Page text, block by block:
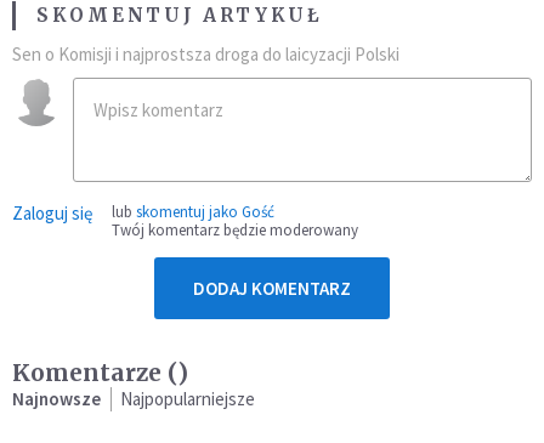
SKOMENTUJ ARTYKUŁ
Sen o Komisji i najprostsza droga do laicyzacji Polski
Zaloguj się lub skomentuj jako Gość
Twój komentarz będzie moderowany
DODAJ KOMENTARZ
Komentarze ()
Najnowsze Najpopularniejsze